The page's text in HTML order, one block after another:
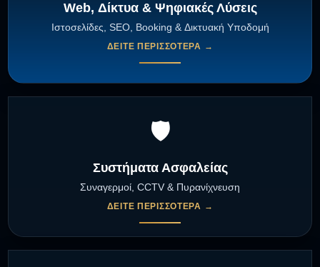
Web, Δίκτυα & Ψηφιακές Λύσεις
Ιστοσελίδες, SEO, Booking & Δικτυακή Υποδομή
ΔΕΊΤΕ ΠΕΡΙΣΣΌΤΕΡΑ →
🛡️
Συστήματα Ασφαλείας
Συναγερμοί, CCTV & Πυρανίχνευση
ΔΕΊΤΕ ΠΕΡΙΣΣΌΤΕΡΑ →